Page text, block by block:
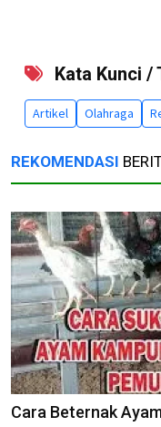
Kata Kunci /
Artikel Olahraga
REKOMENDASI
Cara Beternak